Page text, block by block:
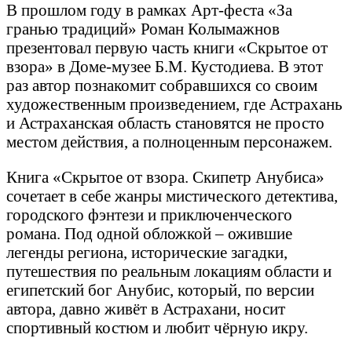
В прошлом году в рамках Арт-феста «За
гранью традиций» Роман Колымажнов
презентовал первую часть книги «Скрытое от
взора» в Доме-музее Б.М. Кустодиева. В этот
раз автор познакомит собравшихся со своим
художественным произведением, где Астрахань
и Астраханская область становятся не просто
местом действия, а полноценным персонажем.
Книга «Скрытое от взора. Скипетр Анубиса»
сочетает в себе жанры мистического детектива,
городского фэнтези и приключенческого
романа. Под одной обложкой – ожившие
легенды региона, исторические загадки,
путешествия по реальным локациям области и
египетский бог Анубис, который, по версии
автора, давно живёт в Астрахани, носит
спортивный костюм и любит чёрную икру.